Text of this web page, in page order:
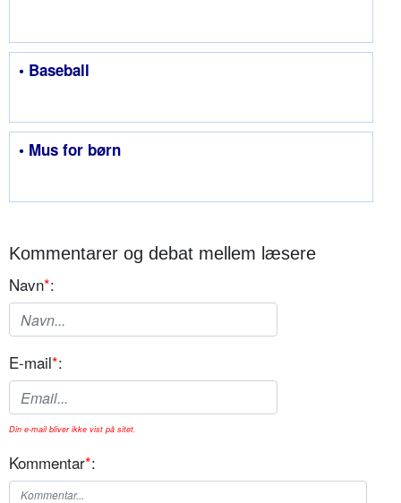
• Baseball
• Mus for børn
Kommentarer og debat mellem læsere
Navn*:
E-mail*:
Din e-mail bliver ikke vist på sitet.
Kommentar*: